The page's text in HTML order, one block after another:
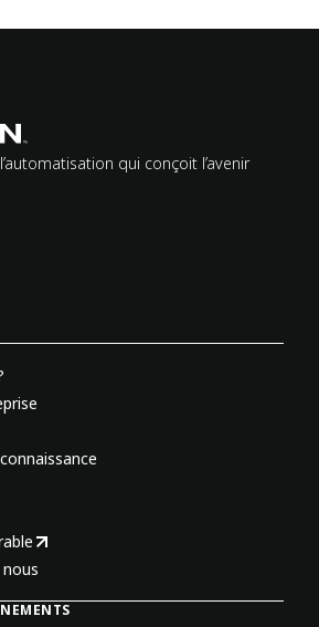
qui conçoit l’avenir